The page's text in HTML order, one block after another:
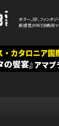
ガジ
ワイ」